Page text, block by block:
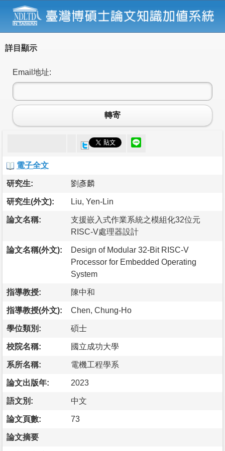
詳目顯示
Email地址:
轉寄
電子全文
研究生: 劉彥麟
研究生(外文): Liu, Yen-Lin
論文名稱:
支援嵌入式作業系統之模組化32位元
RISC-V處理器設計
論文名稱(外文):
Design of Modular 32-Bit RISC-V
Processor for Embedded Operating
System
指導教授: 陳中和
指導教授(外文): Chen, Chung-Ho
學位類別: 碩士
校院名稱: 國立成功大學
系所名稱: 電機工程學系
論文出版年: 2023
語文別: 中文
論文頁數: 73
論文摘要